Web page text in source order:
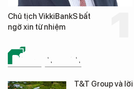
Chủ tịch VikkiBankS bất
ngờ xin từ nhiệm
BẤT ĐỘNG SẢN
T&T Group và